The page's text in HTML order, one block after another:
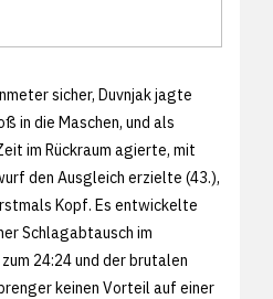
sicher, Duvnjak jagte
in die Maschen, und als
im Rückraum agierte, mit
den Ausgleich erzielte (43.),
Kopf. Es entwickelte
Schlagabtausch im
24:24 und der brutalen
keinen Vorteil auf einer